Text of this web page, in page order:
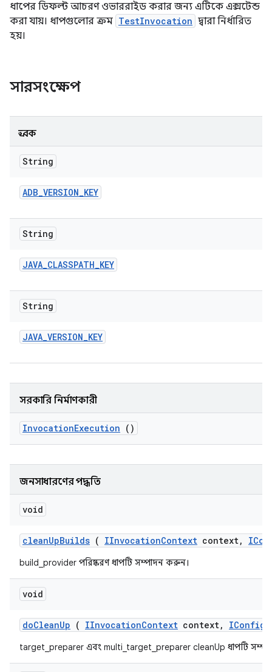
ধাপের ডিফল্ট আচরণ ওভাররাইড করার জন্য এটিকে এক্সটেন্ড
করা যায়। ধাপগুলোর ক্রম TestInvocation দ্বারা নির্ধারিত
হয়।
সারসংক্ষেপ
ধ্রুবক
String
ADB_VERSION_KEY
String
JAVA_CLASSPATH_KEY
String
JAVA_VERSION_KEY
সরকারি নির্মাণকারী
InvocationExecution ()
জনসাধারণের পদ্ধতি
void
cleanUpBuilds ( IInvocationContext context,
build_provider পরিষ্করণ ধাপটি সম্পাদন করুন।
void
doCleanUp ( IInvocationContext context,
target_preparer এবং multi_target_preparer cleanUp ধাপটি